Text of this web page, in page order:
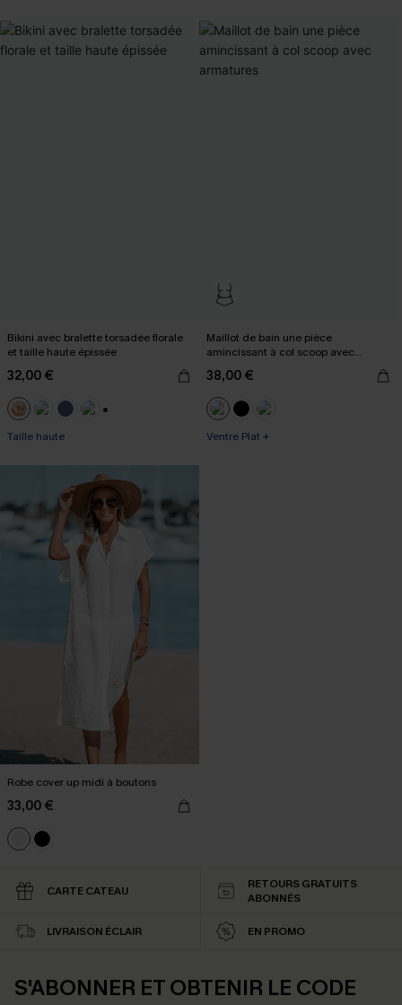
Bikini avec bralette torsadée florale
et taille haute épissée
32,00 €
Taille haute
Maillot de bain une pièce
amincissant à col scoop avec
38,00 €
Ventre Plat +
Robe cover up midi à boutons
33,00 €
CARTE CATEAU
RETOURS GRATUITS
ABONNÉS
LIVRAISON ÉCLAIR EN PROMO
S'ABONNER ET OBTENIR LE CODE